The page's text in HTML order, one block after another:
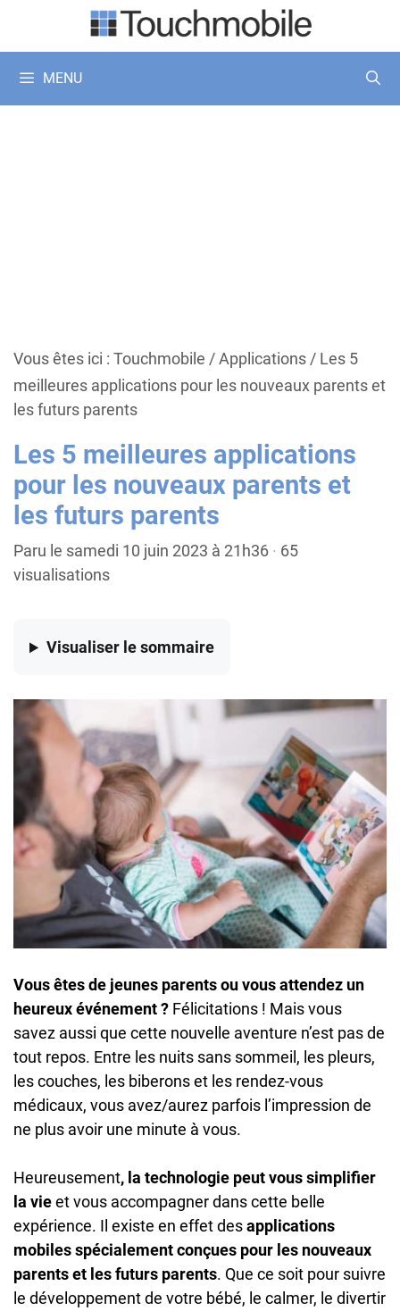
MENU
Vous êtes ici : Touchmobile /Applications/ Les 5
meilleures applications pour les nouveaux parents et
les futurs parents
Les 5 meilleures applications
pour les nouveaux parents et
les futurs parents
Paru le samedi 10 juin 2023 à 21h36 · 65
visualisations
Visualiser le sommaire
Vous êtes de jeunes parents ou vous attendez un
heureux événement ? Félicitations ! Mais vous
savez aussi que cette nouvelle aventure n’est pas de
tout repos. Entre les nuits sans sommeil, les pleurs,
les couches, les biberons et les rendez-vous
médicaux, vous avez/aurez parfois l’impression de
ne plus avoir une minute à vous.
Heureusement, la technologie peut vous simplifier
la vieet vous accompagner dans cette belle
expérience. Il existe en effet desapplications
mobiles spécialement conçues pour les nouveaux
parents et les futurs parents. Que ce soit pour suivre
le développement de votre bébé, le calmer, le divertir